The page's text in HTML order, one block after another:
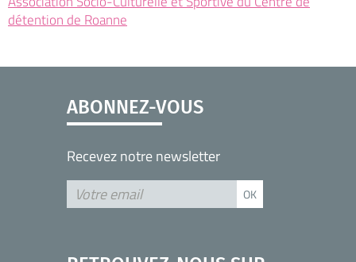
détention de Roanne
ABONNEZ-VOUS
Recevez notre newsletter